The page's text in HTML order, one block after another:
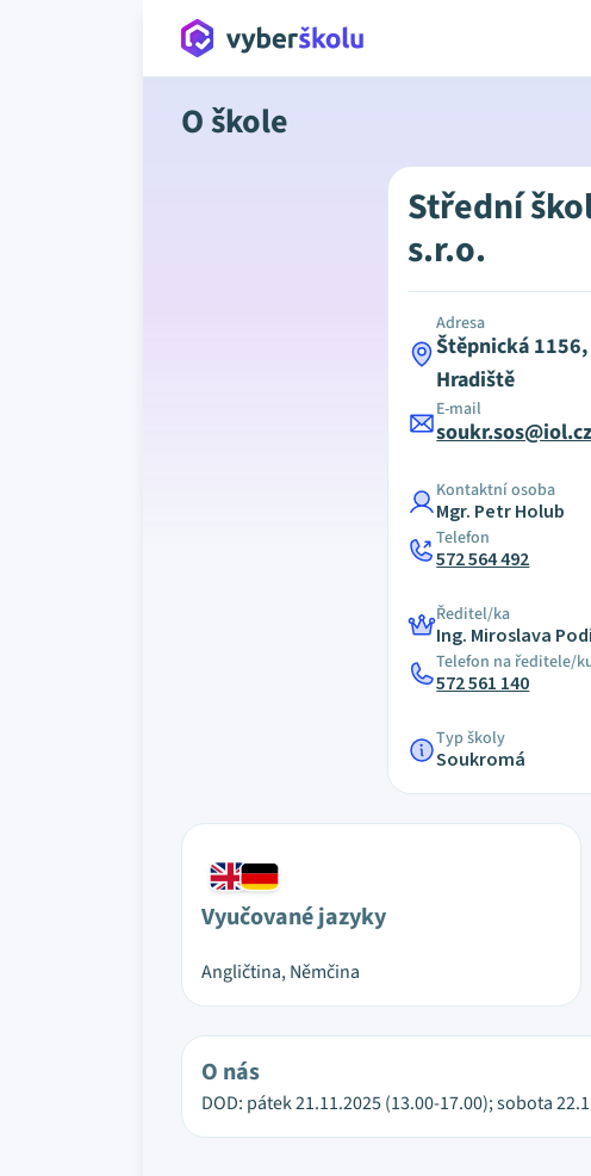
O škole
Střední
s.r.o.
Adresa
Štěpnická
Hradiště
E-mail
Kontaktní osoba
Mgr. Petr Holub
Telefon
572 564 492
Ředitel/ka
Ing. Miroslava
Telefon na ředitele/
572 561 140
Typ školy
Soukromá
Vyučované jazyky
Angličtina, Němčina
O nás
DOD: pátek 21.11.2025 (13.00-17.00); sobota